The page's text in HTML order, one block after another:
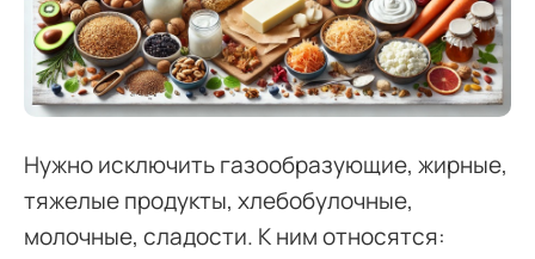
Нужно исключить газообразующие, жирные,
тяжелые продукты, хлебобулочные,
молочные, сладости. К ним относятся: